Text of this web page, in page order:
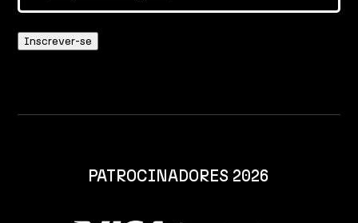
PATROCINADORES 2026